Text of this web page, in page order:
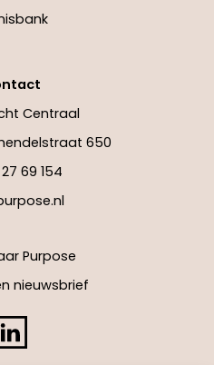
Centraal
650
27 69 154
Purpose
nieuwsbrief